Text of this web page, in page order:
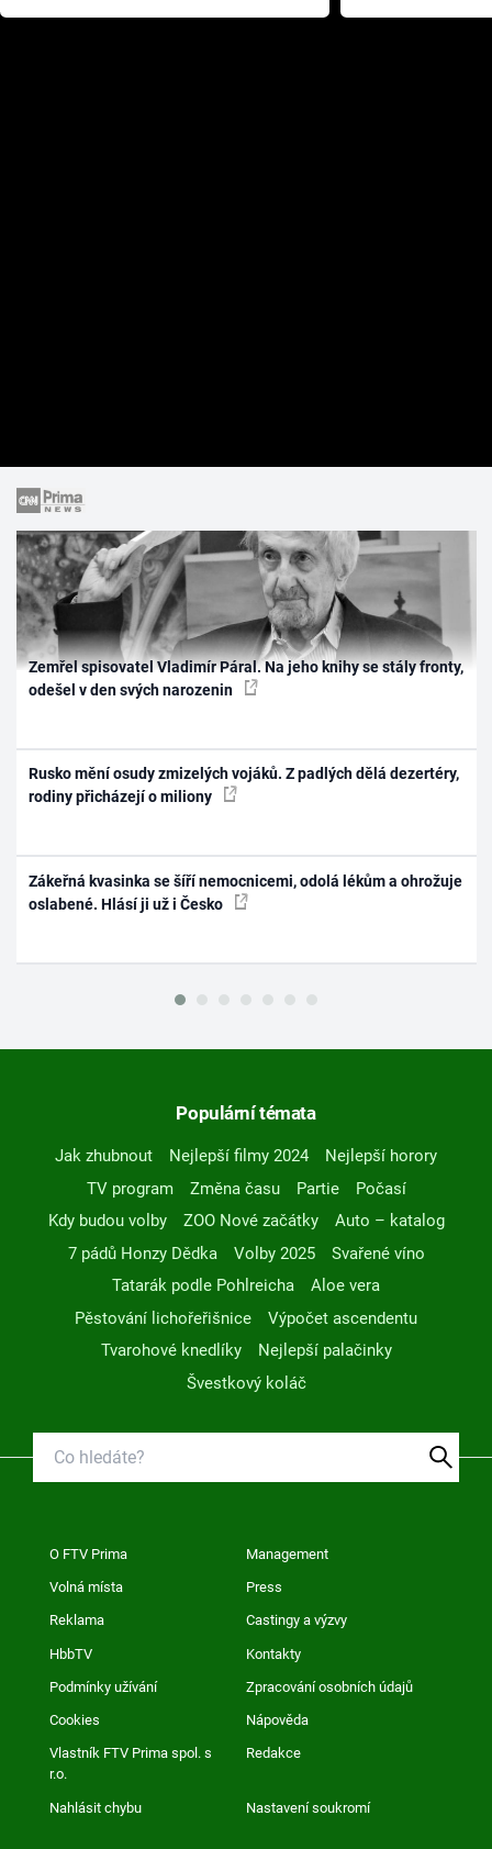
Pottera přišla s ráznou
přichází s
Zemřel spisovatel Vladimír Páral. Na jeho knihy se stály fronty,
odešel v den svých narozenin
Rusko mění osudy zmizelých vojáků. Z padlých dělá dezertéry,
rodiny přicházejí o miliony
Zákeřná kvasinka se šíří nemocnicemi, odolá lékům a ohrožuje
oslabené. Hlásí ji už i Česko
Populární témata
Jak zhubnout Nejlepší filmy 2024
Nejlepší horory
TV program
Změna času Partie
Počasí
Kdy budou volby
ZOO Nové začátky
Auto – katalog
7 pádů Honzy Dědka
Volby 2025
Svařené víno
Tatarák podle Pohlreicha
Aloe vera
Pěstování lichořeřišnice
Výpočet ascendentu
Tvarohové knedlíky
Nejlepší palačinky
Švestkový koláč
O FTV Prima Management
Volná místa Press
Reklama Castingy a výzvy
HbbTV Kontakty
Podmínky užívání Zpracování osobních údajů
Cookies Nápověda
Vlastník FTV Prima spol. s
r.o.
Redakce
Nahlásit chybu Nastavení soukromí